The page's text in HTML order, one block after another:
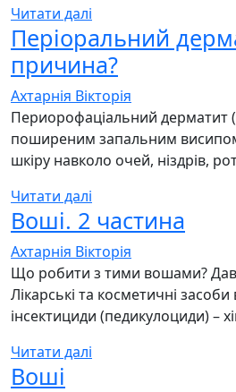
Читати далі
Періоральний
причина?
Ахтарнія Вікторія
Периорофаціальний дерматит
поширеним запальним
шкіру навколо очей, ніздрів,
Читати далі
Воші. 2 частина
Ахтарнія Вікторія
Що робити з тими вошами?
Лікарські та косметичні
інсектициди (педикулоциди) –
Читати далі
Воші